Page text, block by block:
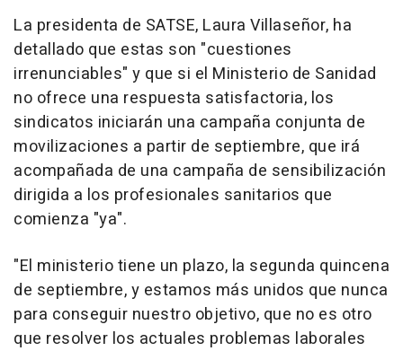
La presidenta de SATSE, Laura Villaseñor, ha
detallado que estas son "cuestiones
irrenunciables" y que si el Ministerio de Sanidad
no ofrece una respuesta satisfactoria, los
sindicatos iniciarán una campaña conjunta de
movilizaciones a partir de septiembre, que irá
acompañada de una campaña de sensibilización
dirigida a los profesionales sanitarios que
comienza "ya".
"El ministerio tiene un plazo, la segunda quincena
de septiembre, y estamos más unidos que nunca
para conseguir nuestro objetivo, que no es otro
que resolver los actuales problemas laborales